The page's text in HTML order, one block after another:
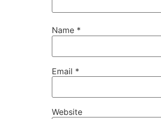
Name *
Email *
Website